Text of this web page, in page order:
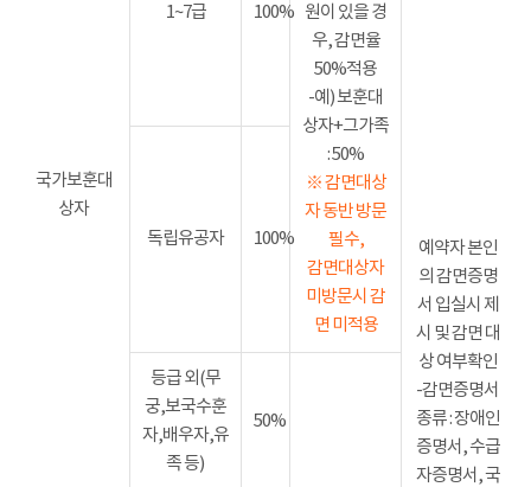
국가보훈대
상자
1~7급 100% 원이 있을 경
우, 감면율
50%적용
-예) 보훈대
상자+그가족
: 50%
※ 감면대상
자 동반 방문
필수,
감면대상자
미방문시 감
면 미적용
예약자 본인
의 감면증명
서 입실시 제
시 및 감면 대
상 여부확인
-감면증명서
종류 : 장애인
증명서, 수급
자증명서, 국
독립유공자 100%
등급 외(무
궁,보국수훈
자,배우자,유
족 등)
50%